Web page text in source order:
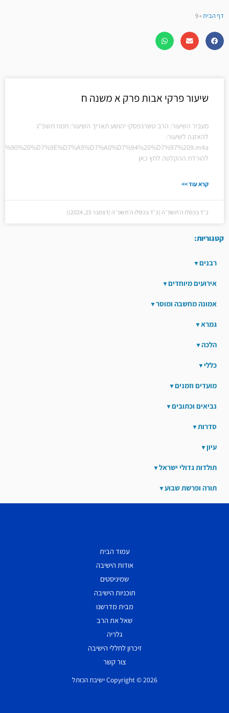
דף הבית»
9
שיעור פרקי אבות פרק א משנה ח
מעביר השיעור: הרב טשרנפסקי יהושע תאריך השיעור: תמוז תשפ"ג
להאזנה לשיעור:
להורדת ההקלטה לחץ כאן
קרא עוד >>
כ״ד בכסלו ה׳תשפ״ה (כ״ד בכסלו ה׳תשפ״ה (דצמבר 25, 2024))
קטגוריות:
רבנים
אירועים מיוחדים
אמונה מחשבה ומוסר
גמרא
הלכה
כללי
מועדים וזמנים
נביאים וכתובים
סדרות
עיון
תולדות גדולי ישראל
תורה ופרשת שבוע
עמוד הבית
אודות הישיבה
שמיניסטים
תוכניות הישיבה
מבית מדרשנו
שאל את הרב
גלריה
זיכרון לחללי הישיבה
צור קשר
Copyright © 2026 ישיבת הכותל